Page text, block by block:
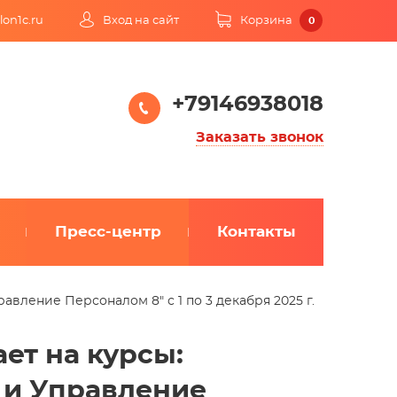
Вход на сайт Корзина 0
+79146938018
Заказать звонок
Пресс-центр Контакты
Персоналом 8" с 1 по 3 декабря 2025 г.
на курсы:
и Управление